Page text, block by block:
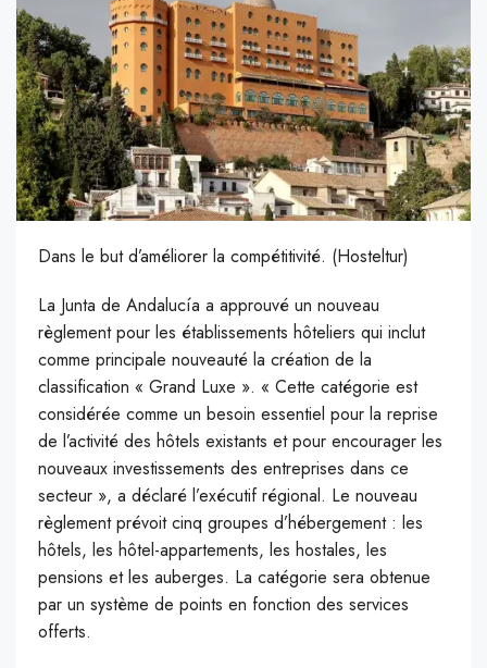
Dans le but d’améliorer la compétitivité. (Hosteltur)
La Junta de Andalucía a approuvé un nouveau
règlement pour les établissements hôteliers qui inclut
comme principale nouveauté la création de la
classification « Grand Luxe ». « Cette catégorie est
considérée comme un besoin essentiel pour la reprise
de l’activité des hôtels existants et pour encourager les
nouveaux investissements des entreprises dans ce
secteur », a déclaré l’exécutif régional. Le nouveau
règlement prévoit cinq groupes d’hébergement : les
hôtels, les hôtel-appartements, les hostales, les
pensions et les auberges. La catégorie sera obtenue
par un système de points en fonction des services
offerts.